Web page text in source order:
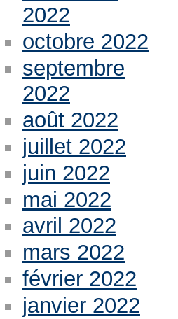
2022
octobre 2022
septembre
2022
août 2022
juillet 2022
juin 2022
mai 2022
avril 2022
mars 2022
février 2022
janvier 2022